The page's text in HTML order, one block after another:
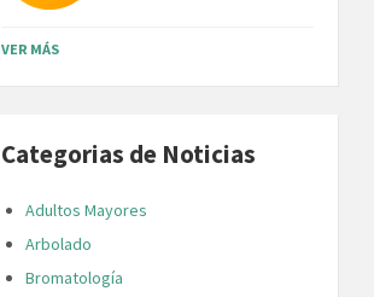
VER MÁS
Categorias de Noticias
Adultos Mayores
Arbolado
Bromatología